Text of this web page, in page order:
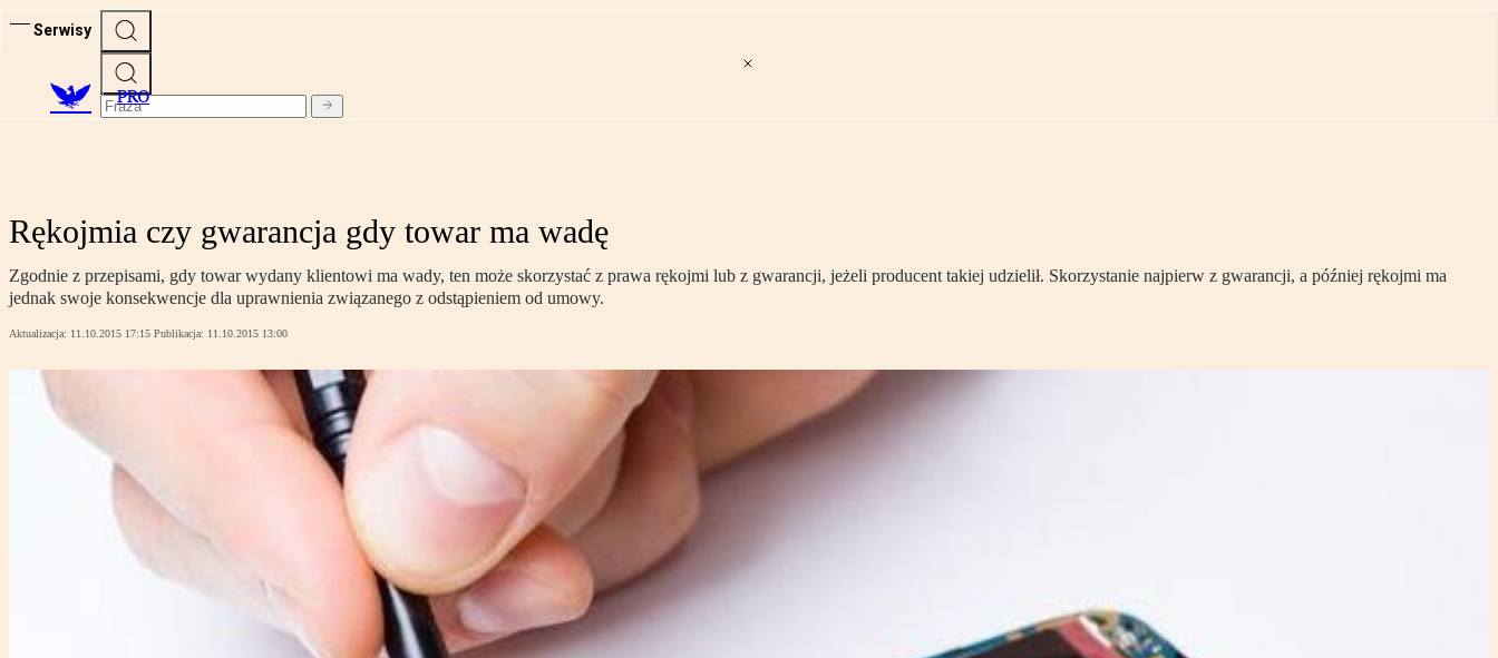
Serwisy
PRO
Rękojmia czy gwarancja gdy towar ma wadę
Zgodnie z przepisami, gdy towar wydany klientowi ma wady, ten może skorzystać z prawa rękojmi lub z gwarancji, jeżeli producent takiej udzielił. Skorzystanie najpierw z gwarancji, a później rękojmi ma
jednak swoje konsekwencje dla uprawnienia związanego z odstąpieniem od umowy.
Aktualizacja: 11.10.2015 17:15 Publikacja: 11.10.2015 13:00